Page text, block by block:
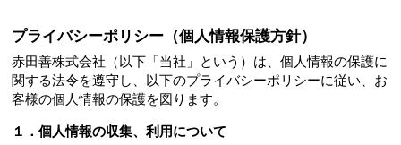
プライバシーポリシー（個人情報保護方針）
赤田善株式会社（以下「当社」という）は、個人情報の保護に
関する法令を遵守し、以下のプライバシーポリシーに従い、お
客様の個人情報の保護を図ります。
１．個人情報の収集、利用について